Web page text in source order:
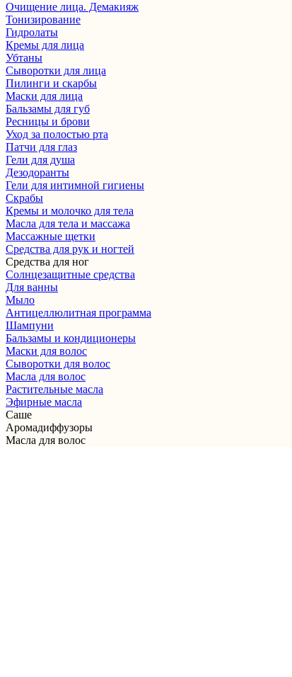
Очищение лица. Демакияж
Тонизирование
Гидролаты
Кремы для лица
Убтаны
Сыворотки для лица
Пилинги и скарбы
Маски для лица
Бальзамы для губ
Ресницы и брови
Уход за полостью рта
Патчи для глаз
Гели для душа
Дезодоранты
Гели для интимной гигиены
Скрабы
Кремы и молочко для тела
Масла для тела и массажа
Массажные щетки
Cредства для рук и ногтей
Средства для ног
Солнцезащитные средства
Для ванны
Мыло
Антицеллюлитная программа
Шампуни
Бальзамы и кондиционеры
Маски для волос
Сыворотки для волос
Масла для волос
Растительные масла
Эфирные масла
Саше
Аромадиффузоры
Масла для волос